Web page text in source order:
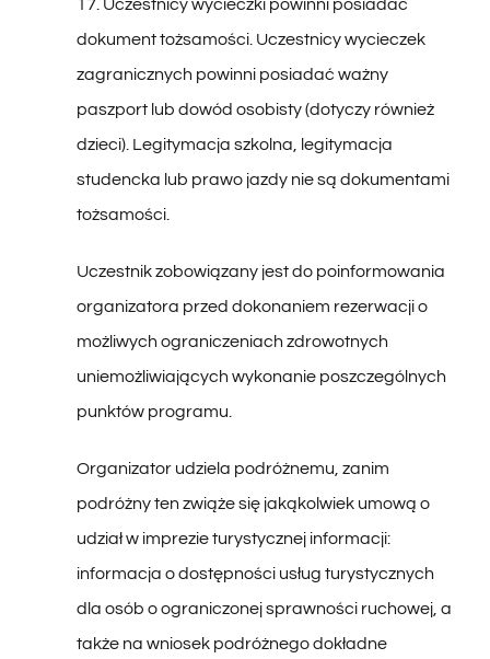
dokument tożsamości. Uczestnicy wycieczek
zagranicznych powinni posiadać ważny
paszport lub dowód osobisty (dotyczy również
dzieci). Legitymacja szkolna, legitymacja
studencka lub prawo jazdy nie są dokumentami
tożsamości.
organizatora przed dokonaniem rezerwacji o
możliwych ograniczeniach zdrowotnych
uniemożliwiających wykonanie poszczególnych
punktów programu.
podróżny ten zwiąże się jakąkolwiek umową o
udział w imprezie turystycznej informacji:
informacja o dostępności usług turystycznych
dla osób o ograniczonej sprawności ruchowej, a
także na wniosek podróżnego dokładne
informacje na temat możliwości ich